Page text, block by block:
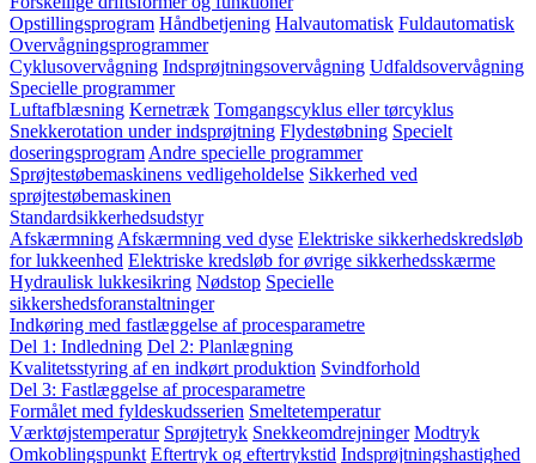
Opstillingsprogram Håndbetjening Halvautomatisk Fuldautomatisk
Overvågningsprogrammer
Cyklusovervågning Indsprøjtningsovervågning Udfaldsovervågning
Specielle programmer
Luftafblæsning Kernetræk Tomgangscyklus eller tørcyklus
Snekkerotation under indsprøjtning Flydestøbning Specielt
doseringsprogram Andre specielle programmer
Sprøjtestøbemaskinens vedligeholdelse Sikkerhed ved
sprøjtestøbemaskinen
Standardsikkerhedsudstyr
Afskærmning Afskærmning ved dyse Elektriske sikkerhedskredsløb
for lukkeenhed Elektriske kredsløb for øvrige sikkerhedsskærme
Hydraulisk lukkesikring Nødstop Specielle
sikkershedsforanstaltninger
Indkøring med fastlæggelse af procesparametre
Del 1: Indledning Del 2: Planlægning
Kvalitetsstyring af en indkørt produktion Svindforhold
Del 3: Fastlæggelse af procesparametre
Formålet med fyldeskudsserien Smeltetemperatur
Værktøjstemperatur Sprøjtetryk Snekkeomdrejninger Modtryk
Omkoblingspunkt Eftertryk og eftertrykstid Indsprøjtningshastighed